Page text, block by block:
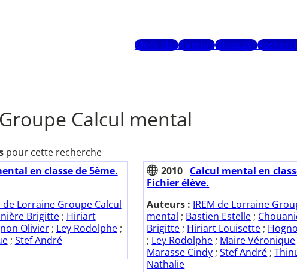
Mots-clésAuteursGlossaire
Calcul mental
pour cette recherche
en classe de 5ème.
de Lorraine Groupe Calcul
Brigitte; Hiriart
Olivier; Ley Rodolphe;
; Stef André
2010 Calcul mental en
Fichier élève.
Auteurs : IREM de Lorraine
mental ; Bastien Estelle ;
Brigitte ; Hiriart Louisette ;
; Ley Rodolphe ; Maire Véronique
Marasse Cindy ;Stef André ;
Nathalie